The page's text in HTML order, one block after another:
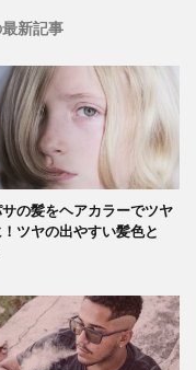
新記事
の髪をヘアカラーでツヤ
ツヤの出やすい髪色と